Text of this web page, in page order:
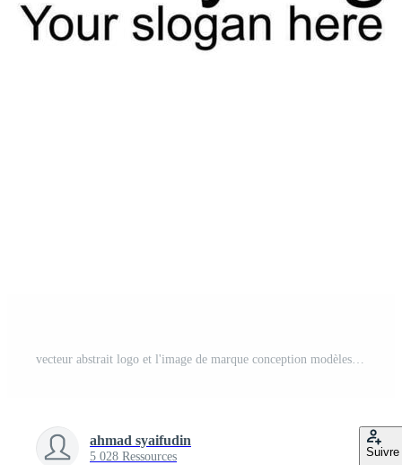
vecteur abstrait logo et l'image de marque conception modèles dans branché linéaire minimal style, emblème pour beauté studio et produits de beauté - femelle portrait, magnifique femme visage - badge pour faire en haut artiste, mode Vecteur Pro
ahmad syaifudin
5 028 Ressources Suivre